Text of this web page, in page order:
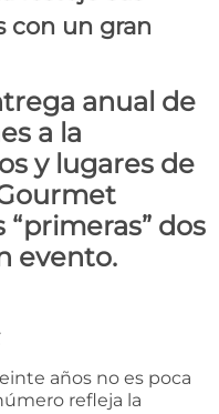
con un gran
anual de
a la
y lugares de
dos
evento.
años no es poca
refleja la